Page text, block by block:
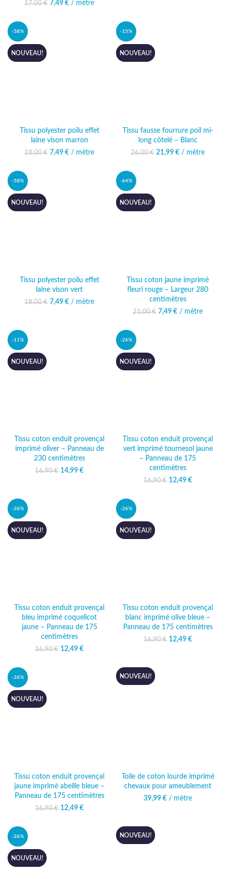
17,00€ Le prix initial était :
7,49 € Le prix actuel
/ mètre
-58%
NOUVEAU!
Tissu polyester poilu effet
laine vison marron
18,00€ Le prix initial était :
7,49 € Le prix actuel
/ mètre
-15%
NOUVEAU!
Tissu fausse fourrure poil mi-
long côtelé – Blanc
26,00€
Le prix initial était :
21,99 €
Le prix
/ mètre
-58%
NOUVEAU!
Tissu polyester poilu effet
laine vison vert
18,00€ Le prix initial était :
7,49 € Le prix actuel
/ mètre
-64%
NOUVEAU!
Tissu coton jaune imprimé
fleuri rouge – Largeur 280
centimètres
21,00€ Le prix initial était :
7,49 € Le prix actuel
/ mètre
-11%
NOUVEAU!
Tissu coton enduit provençal
imprimé oliver – Panneau de
230 centimètres
16,90€
Le prix initial
14,99 €
-26%
NOUVEAU!
Tissu coton enduit provençal
vert imprimé tournesol jaune
– Panneau de 175
centimètres
16,90€
Le prix initial
12,49 €
-26%
NOUVEAU!
Tissu coton enduit provençal
bleu imprimé coquelicot
jaune – Panneau de 175
centimètres
16,90€
Le prix initial
12,49 €
-26%
NOUVEAU!
Tissu coton enduit provençal
blanc imprimé olive bleue –
Panneau de 175 centimètres
16,90€
Le prix initial
12,49 €
-26%
NOUVEAU!
Tissu coton enduit provençal
jaune imprimé abeille bleue –
Panneau de 175 centimètres
16,90€
Le prix initial
12,49 €
NOUVEAU!
Toile de coton lourde imprimé
chevaux pour ameublement
39,99 € / mètre
-26%
NOUVEAU!
NOUVEAU!